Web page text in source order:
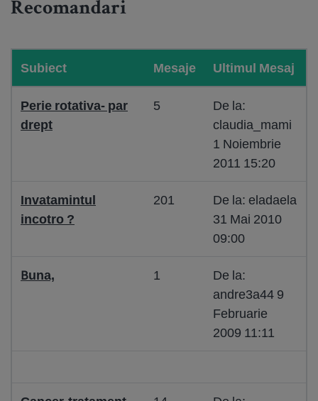
Recomandari
Subiect Mesaje Ultimul Mesaj
Perie rotativa- par
drept
5
De la:
claudia_mami
1 Noiembrie
2011 15:20
Invatamintul
incotro ?
201
De la: eladaela
31 Mai 2010
09:00
Buna, 1
De la:
andre3a44 9
Februarie
2009 11:11